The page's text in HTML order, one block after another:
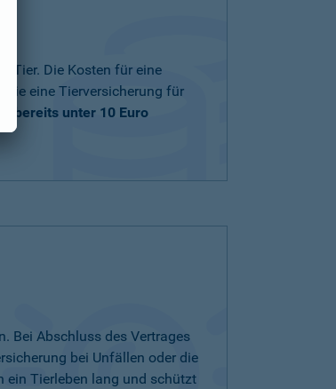
Tier. Die Kosten für eine
eine Tierversicherung für
bereits unter 10 Euro
Bei Abschluss des Vertrages
bei Unfällen oder die
ein Tierleben lang und schützt